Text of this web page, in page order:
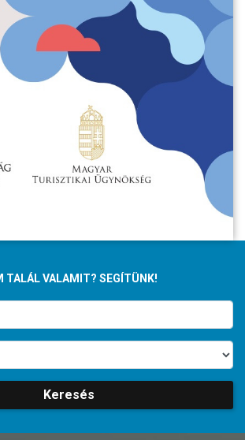
TALÁL VALAMIT? SEGÍTÜNK!
Keresés